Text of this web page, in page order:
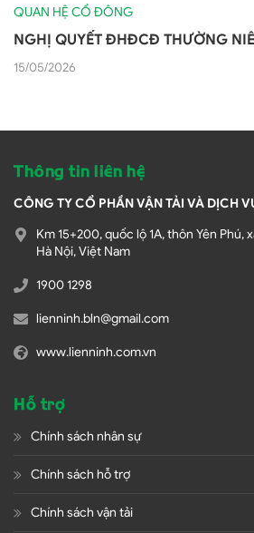
QUAN HỆ CỔ ĐÔNG
NGHỊ QUYẾT ĐHĐCĐ THƯỜNG
15/05/2026
Thông tin liên hệ
CÔNG TY CỔ PHẦN VẬN TẢI VÀ DỊCH
Km 15+200, quốc lộ 1A, thôn Yên Phú,
Hà Nội, Việt Nam
1900 1298
lienninh.bln@gmail.com
www.lienninh.com.vn
Hỗ trợ
Chính sách nhân sự
Chính sách hỗ trợ
Chính sách vận tải